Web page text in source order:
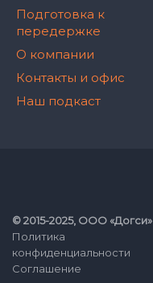
Подготовка к
передержке
О компании
Контакты и офис
Наш подкаст
© 2015-2025, ООО «Догси»
Политика
конфиденциальности
Соглашение